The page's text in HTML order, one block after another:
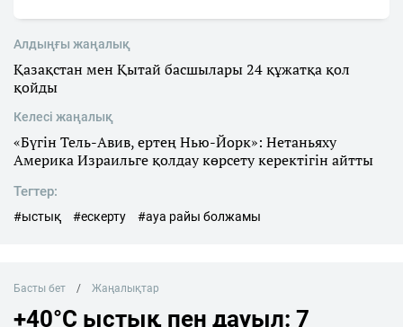
Алдыңғы жаңалық
Қазақстан мен Қытай басшылары 24 құжатқа қол
қойды
Келесі жаңалық
«Бүгін Тель-Авив, ертең Нью-Йорк»: Нетаньяху
Америка Израильге қолдау көрсету керектігін айтты
Тегтер:
#ыстық #ескерту #ауа райы болжамы
Басты бет Жаңалықтар
+40°C ыстық пен дауыл: 7